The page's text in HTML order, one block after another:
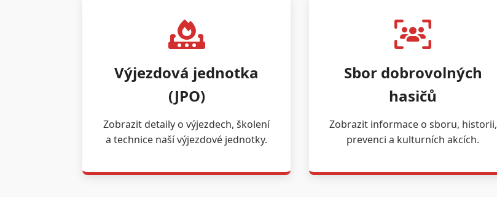
Výjezdová jednotka
(JPO)
Zobrazit detaily o výjezdech, školení
a technice naší výjezdové jednotky.
Sbor dobrovolných
hasičů
Zobrazit informace o sboru, historii,
prevenci a kulturních akcích.